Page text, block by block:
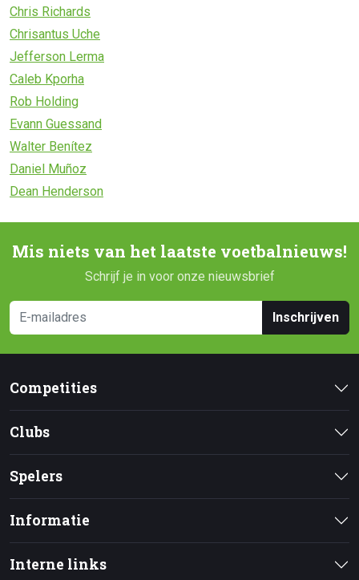
Chris Richards
Chrisantus Uche
Jefferson Lerma
Caleb Kporha
Rob Holding
Evann Guessand
Walter Benítez
Daniel Muñoz
Dean Henderson
Mis niets van het laatste voetbalnieuws!
Schrijf je in voor onze nieuwsbrief
Inschrijven
Competities
Clubs
Spelers
Informatie
Interne links